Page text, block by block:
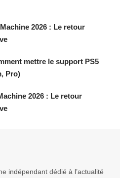
2026 : Le retour
mettre le support PS5
Pro)
2026 : Le retour
indépendant dédié à l’actualité